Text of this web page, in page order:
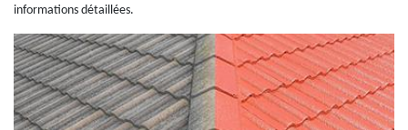
informations détaillées.